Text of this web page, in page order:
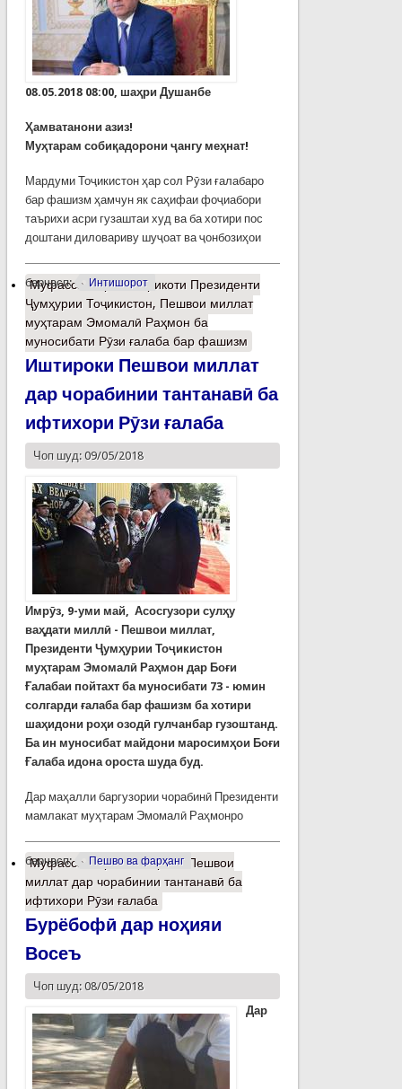
08.05.2018 08:00, шаҳри Душанбе
Ҳамватанони азиз!
Муҳтарам собиқадорони ҷангу меҳнат!
Мардуми Тоҷикистон ҳар сол Рӯзи ғалабаро
бар фашизм ҳамчун як саҳифаи фоҷиабори
таърихи асри гузаштаи худ ва ба хотири пос
доштани диловариву шуҷоат ва ҷонбозиҳои
барчасп: Интишорот
Муфассалтаро Табрикоти Президенти
Ҷумҳурии Тоҷикистон, Пешвои миллат
муҳтарам Эмомалӣ Раҳмон ба
муносибати Рӯзи ғалаба бар фашизм
Иштироки Пешвои миллат
дар чорабинии тантанавӣ ба
ифтихори Рӯзи ғалаба
Чоп шуд: 09/05/2018
Имрӯз, 9-уми май, Асосгузори сулҳу
ваҳдати миллӣ - Пешвои миллат,
Президенти Ҷумҳурии Тоҷикистон
муҳтарам Эмомалӣ Раҳмон дар Боғи
Ғалабаи пойтахт ба муносибати 73 - юмин
солгарди ғалаба бар фашизм ба хотири
шаҳидони роҳи озодӣ гулчанбар гузоштанд.
Ба ин муносибат майдони маросимҳои Боғи
Ғалаба идона ороста шуда буд.
Дар маҳалли баргузории чорабинӣ Президенти
мамлакат муҳтарам Эмомалӣ Раҳмонро
барчасп: Пешво ва фарҳанг
Муфассалтаро Иштироки Пешвои
миллат дар чорабинии тантанавӣ ба
ифтихори Рӯзи ғалаба
Бурёбофӣ дар ноҳияи
Восеъ
Чоп шуд: 08/05/2018
Дар